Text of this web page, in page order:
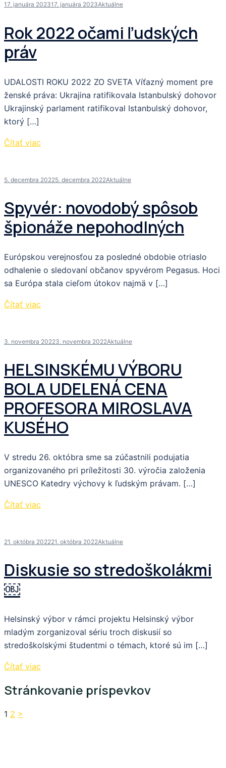
17. januára 202317. januára 2023Aktuálne
Rok 2022 očami ľudských
práv
UDALOSTI ROKU 2022 ZO SVETA Víťazný moment pre
ženské práva: Ukrajina ratifikovala Istanbulský dohovor
Ukrajinský parlament ratifikoval Istanbulský dohovor,
ktorý […]
Čítať viac
5. decembra 20225. decembra 2022Aktuálne
Spyvér: novodobý spôsob
špionáže nepohodlných
Európskou verejnosťou za posledné obdobie otriaslo
odhalenie o sledovaní občanov spyvérom Pegasus. Hoci
sa Európa stala cieľom útokov najmä v […]
Čítať viac
3. novembra 20223. novembra 2022Aktuálne
HELSINSKÉMU VÝBORU
BOLA UDELENÁ CENA
PROFESORA MIROSLAVA
KUSÉHO
V stredu 26. októbra sme sa zúčastnili podujatia
organizovaného pri príležitosti 30. výročia založenia
UNESCO Katedry výchovy k ľudským právam. […]
Čítať viac
21. októbra 202221. októbra 2022Aktuálne
Diskusie so stredoškolákmi
￼
Helsinský výbor v rámci projektu Helsinský výbor
mladým zorganizoval sériu troch diskusií so
stredoškolskými študentmi o témach, ktoré sú im […]
Čítať viac
Stránkovanie príspevkov
1 2 >